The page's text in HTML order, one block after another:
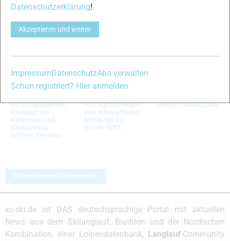
Langlauf
Kurznews:
Verletzungspech,
Hochzeit bei
Ketterson und
Klaebo beim
Lofoten Skyrace
Kurznews:
IOC, Karriereende
und schwedischer
Erfolg bei der
Hyrox-WM
WM im Skilanglauf
Schreibe einen Kommentar
xc-ski.de ist DAS deutschsprachige Portal mit aktuellen
News aus dem Skilanglauf, Biathlon und der Nordischen
Kombination, einer Loipendatenbank, Langlauf-Community
Datenschutzerklärung!
Akzeptieren und weiter
ImpressumDatenschutzAbo verwalten
Schon registriert? Hier anmelden